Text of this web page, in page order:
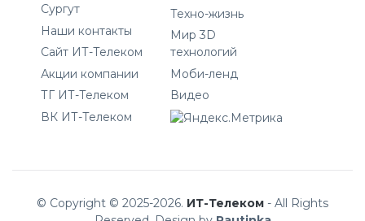
Сургут
Наши контакты
Сайт ИТ-Телеком
Акции компании
ТГ ИТ-Телеком
ВК ИТ-Телеком
Техно-жизнь
Мир 3D
технологий
Моби-ленд
Видео
© Copyright © 2025-2026. ИТ-Телеком - All Rights